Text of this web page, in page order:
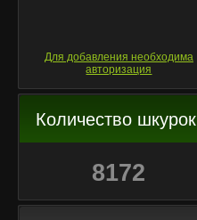
Для добавления необходима
авторизация
Количество шкурок
8172